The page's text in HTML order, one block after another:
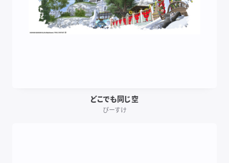
どこでも同じ空
ぴーすけ